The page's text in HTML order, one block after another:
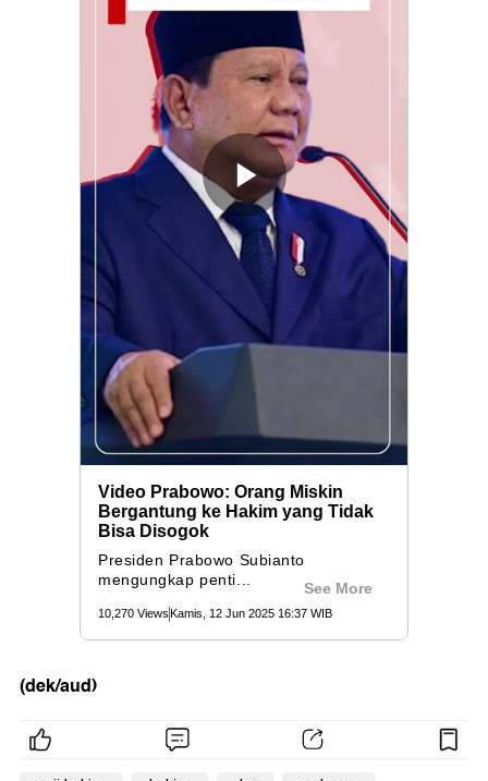
(dek/aud)